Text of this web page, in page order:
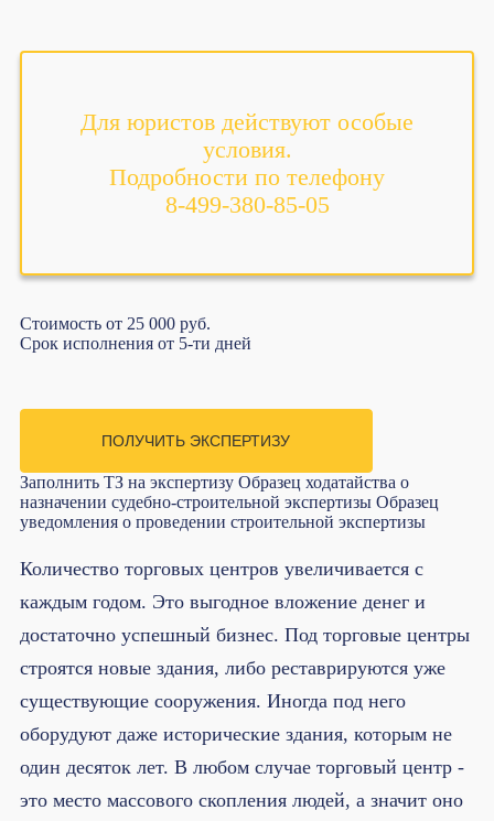
Для юристов действуют особые
условия.
Подробности по телефону
8-499-380-85-05
Стоимость от 25 000 руб.
Срок исполнения от 5-ти дней
ПОЛУЧИТЬ ЭКСПЕРТИЗУ
Заполнить ТЗ на экспертизу Образец ходатайства о
назначении судебно-строительной экспертизы Образец
уведомления о проведении строительной экспертизы
Количество торговых центров увеличивается с
каждым годом. Это выгодное вложение денег и
достаточно успешный бизнес. Под торговые центры
строятся новые здания, либо реставрируются уже
существующие сооружения. Иногда под него
оборудуют даже исторические здания, которым не
один десяток лет. В любом случае торговый центр -
это место массового скопления людей, а значит оно